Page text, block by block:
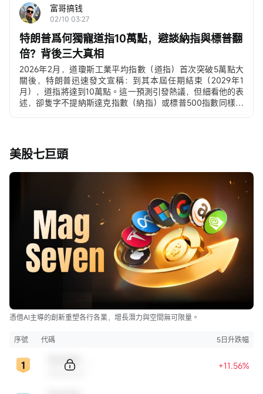
富哥搞钱
02/10 03:27
特朗普爲何獨寵道指10萬點，避談納指與標普翻
倍？背後三大真相
2026年2月，道瓊斯工業平均指數（道指）首次突破5萬點大
關後，特朗普迅速發文宣稱：到其本屆任期結束（2029年1
月），道指將達到10萬點。這一預測引發熱議，但細看他的表
述，卻隻字不提納斯達克指數（納指）或標普500指數同樣可
– 標普500 ≈ 6,900–7,000點 → 翻倍 ≈ 1.4萬點
– 納斯達克 ≈ 22,800–23,200點 → 翻倍 ≈ 4.6萬點
爲什麼特朗普獨寵道指，到底意欲何爲？？？
這不是隨口一說，而是深思熟慮的政治與經濟策略，背後有三
大真相：真相一：道指是「最強宣傳武器」，數字衝擊力無人
能敵道指是美國曆史上最古老、最具象徵性的指數，只有30只
成分股，多爲傳統工業、金融、能源和消費巨頭，被視爲「美
國經濟晴雨表」。相比之下：
– 標普500有500只成分股，更全面但不夠「標誌性」；
– 納指則重科技、重成長股，常被貼上「硅谷精英」標籤。
特朗普深諳傳播規律。...
美股七巨頭
憑借AI主導的創新重塑各行各業，增長潛力與空間無可限量。
序號 代碼 5日升跌幅
+11.56%